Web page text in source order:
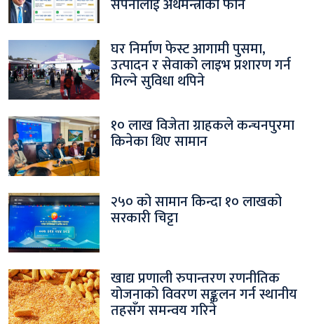
सपनालाई अर्थमन्त्रीको फोन
घर निर्माण फेस्ट आगामी पुसमा,
उत्पादन र सेवाको लाइभ प्रशारण गर्न
मिल्ने सुविधा थपिने
१० लाख विजेता ग्राहकले कन्चनपुरमा
किनेका थिए सामान
२५० को सामान किन्दा १० लाखको
सरकारी चिट्टा
खाद्य प्रणाली रुपान्तरण रणनीतिक
योजनाको विवरण सङ्कलन गर्न स्थानीय
तहसँग समन्वय गरिने